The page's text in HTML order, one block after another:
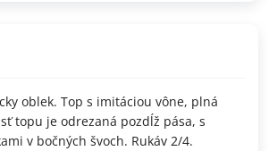
oblek. Top s imitáciou vône, plná
topu je odrezaná pozdĺž pása, s
v bočných švoch. Rukáv 2/4.